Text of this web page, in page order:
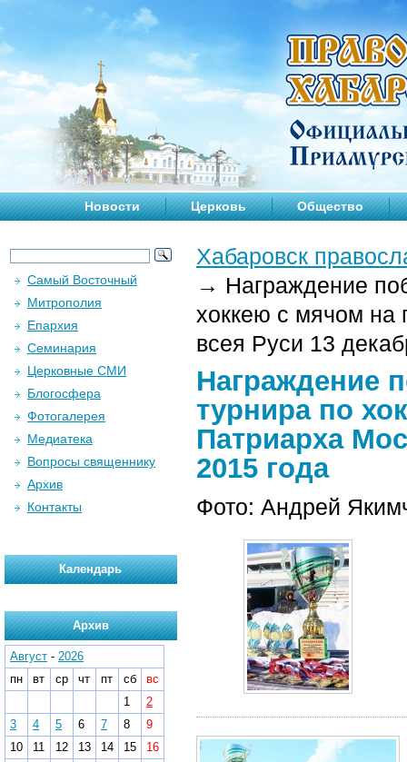
Новости Церковь Общество
Хабаровск
→ Награждение
хоккею с мячом на
всея Руси 13
Награждение
турнира по
Патриарха
2015 года
Фото: Андрей
Самый Восточный
Митрополия
Епархия
Семинария
Церковные СМИ
Блогосфера
Фотогалерея
Медиатека
Вопросы священнику
Архив
Контакты
Календарь
Архив
Август - 2026
пн
вт ср чт пт сб
вс
1
2
3
4 5 6 7 8
9
10
11 12 13 14 15
16